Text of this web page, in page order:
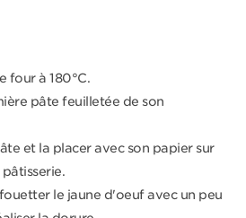
four à 180°C.
pâte feuilletée de son
et la placer avec son papier sur
le jaune d'oeuf avec un peu